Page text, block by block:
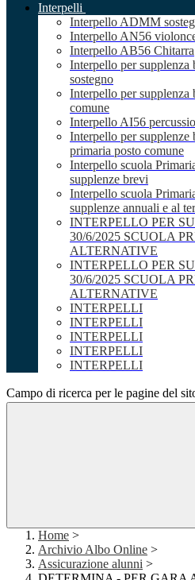
Interpelli
Interpello ADMM
Interpello AN56
Interpello AB56 Chitarra
Interpello per supplenza
sostegno
Interpello per supplenza
comune
Interpello AI56
Interpello per
primaria posto comune
Interpello scuola
supplenze brevi
Interpello scuola
supplenze annuali e al
INTERPELLO PER
30/6/2025 SCUOLA
ALTERNATIVE
INTERPELLO PER
30/6/2025 SCUOLA
ALTERNATIVE
INTERPELLI
INTERPELLI
INTERPELLI
INTERPELLI
INTERPELLI
Campo di ricerca per le pagine del
Home >
Archivio Albo Online >
Assicurazione alunni >